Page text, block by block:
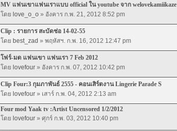
MV แฟนเขาแฟนเราแบบ official ใน youtube จาก welovekamiikaze
โดย love_o_o » อังคาร ก.พ. 21, 2012 8:52 pm
Clip : รายการ สะบัดช่อ 14-02-55
โดย best_zad » พฤหัสฯ. ก.พ. 16, 2012 12:47 pm
โฟร์-มด แฟนเขา แฟนเรา 7 Feb 2012
โดย lovefour » อังคาร ก.พ. 07, 2012 10:42 pm
Clip Four:3 กุมภาพันธ์ 2555 - คอนเสิร์ตงาน Lingerie Parade S
โดย lovefour » เสาร์ ก.พ. 04, 2012 2:13 am
Four mod Yaak tv :Artist Uncensored 1/2/2012
โดย lovefour » ศุกร์ ก.พ. 03, 2012 10:40 pm